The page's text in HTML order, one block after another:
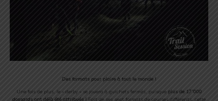
Des formats pour plaire à tout le monde !
Une fois de plus, le « derby » se jouera à guichets fermés, puisque plus de 17’000
dossards ont déjà été attribués ! Fort de ses sept formats de courses différents, cette